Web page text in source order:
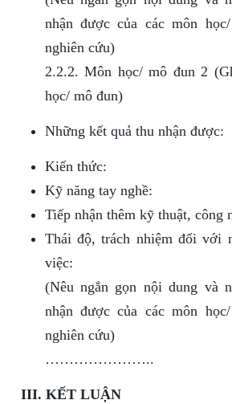
nhận được của các môn
nghiên cứu)
2.2.2. Môn học/ mô đun 2
học/ mô đun)
Những kết quả thu nhận được:
Kiến thức:
Kỹ năng tay nghề:
Tiếp nhận thêm kỹ thuật, công
Thái độ, trách nhiệm đối với
việc:
(Nêu ngắn gọn nội dung và
nhận được của các môn
nghiên cứu)
…………………..
III. KẾT LUẬN